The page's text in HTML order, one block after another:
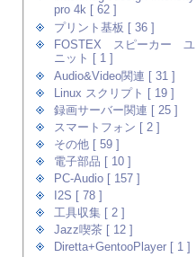
pro 4k [ 62 ]
プリント基板 [ 36 ]
FOSTEX スピーカー ユ
ニット [ 1 ]
Audio&Video関連 [ 31 ]
Linux スクリプト [ 19 ]
録画サーバー関連 [ 25 ]
スマートフォン [ 2 ]
その他 [ 59 ]
電子部品 [ 10 ]
PC-Audio [ 157 ]
I2S [ 78 ]
工具収集 [ 2 ]
Jazz喫茶 [ 12 ]
Diretta+GentooPlayer [ 1 ]